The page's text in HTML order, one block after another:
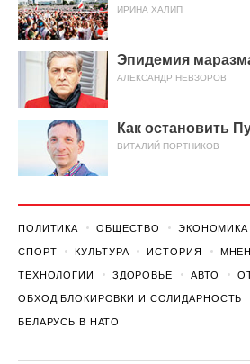
ИРИНА ХАЛИП
Эпидемия
АЛЕКСАНДР НЕВЗОРОВ
Как остановить
ВИТАЛИЙ ПОРТНИКОВ
ПОЛИТИКА ОБЩЕСТВО ЭКОНОМИКА
СПОРТ КУЛЬТУРА ИСТОРИЯ
ТЕХНОЛОГИИ ЗДОРОВЬЕ АВТО
ОБХОД БЛОКИРОВКИ И СОЛИДАРНОСТЬ
БЕЛАРУСЬ В НАТО